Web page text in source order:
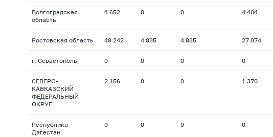
Волгоградская
область
4 652 0 0 4 404
Ростовская область 48 242 4 835 4 835 27 074
г. Севастополь 0 0 0 0
СЕВЕРО-
КАВКАЗСКИЙ
ФЕДЕРАЛЬНЫЙ
ОКРУГ
2 156 0 0 1 370
Республика
Дагестан
0 0 0 0